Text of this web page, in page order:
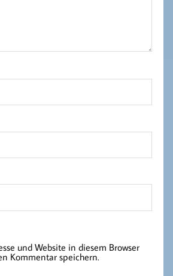
und Website in diesem Browser
Kommentar speichern.